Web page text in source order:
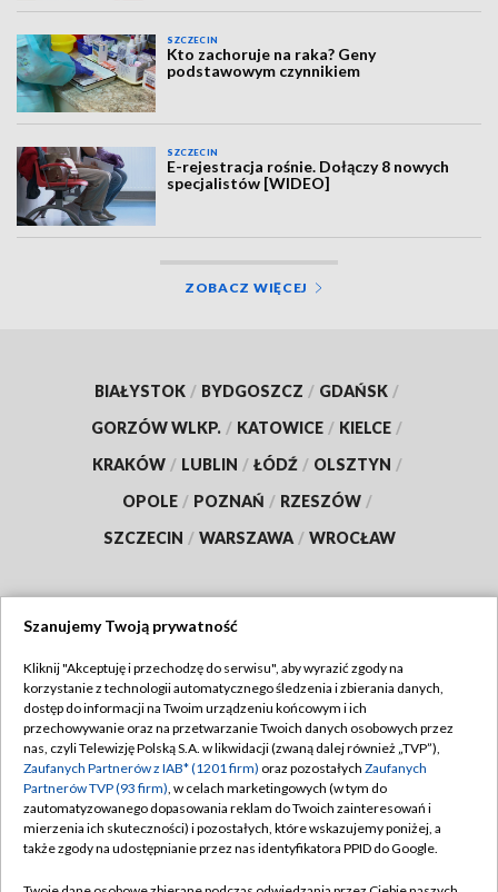
SZCZECIN
Kto zachoruje na raka? Geny
podstawowym czynnikiem
SZCZECIN
E-rejestracja rośnie. Dołączy 8 nowych
specjalistów [WIDEO]
ZOBACZ WIĘCEJ
BIAŁYSTOK / BYDGOSZCZ / GDAŃSK /
GORZÓW WLKP. / KATOWICE / KIELCE /
KRAKÓW / LUBLIN / ŁÓDŹ / OLSZTYN /
OPOLE / POZNAŃ / RZESZÓW /
SZCZECIN / WARSZAWA / WROCŁAW
TVP
Abonament TVP
Emisja w TVP
Centrum informacji TVP
Naziemna Telewizja Cyfrowa
Regulamin TVP
Polityka prywatności
Moje zgody
Pomoc
Szanujemy Twoją prywatność
Kliknij "Akceptuję i przechodzę do serwisu", aby wyrazić zgody na
korzystanie z technologii automatycznego śledzenia i zbierania danych,
dostęp do informacji na Twoim urządzeniu końcowym i ich
przechowywanie oraz na przetwarzanie Twoich danych osobowych przez
nas, czyli Telewizję Polską S.A. w likwidacji (zwaną dalej również „TVP”),
Zaufanych Partnerów z IAB* (1201 firm) oraz pozostałych Zaufanych
Partnerów TVP (93 firm), w celach marketingowych (w tym do
zautomatyzowanego dopasowania reklam do Twoich zainteresowań i
mierzenia ich skuteczności) i pozostałych, które wskazujemy poniżej, a
także zgody na udostępnianie przez nas identyfikatora PPID do Google.